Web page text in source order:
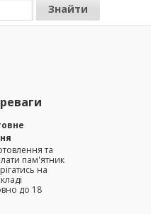
та
пам'ятник
на
до 18